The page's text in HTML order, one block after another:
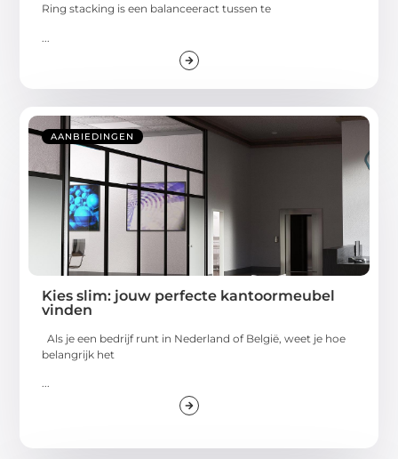
Ring stacking is een balanceeract tussen te
AANBIEDINGEN
Kies slim: jouw perfecte kantoormeubel
vinden
Als je een bedrijf runt in Nederland of België, weet je hoe
belangrijk het
...